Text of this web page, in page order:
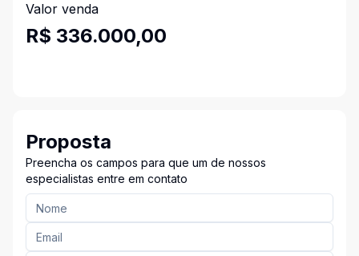
Valor venda
R$ 336.000,00
Proposta
Preencha os campos para que um de nossos
especialistas entre em contato